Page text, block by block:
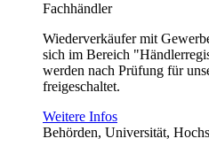
Fachhändler
Wiederverkäufer mit
sich im Bereich
werden nach Prüfung für
freigeschaltet.
Weitere Infos
Behörden, Universität,